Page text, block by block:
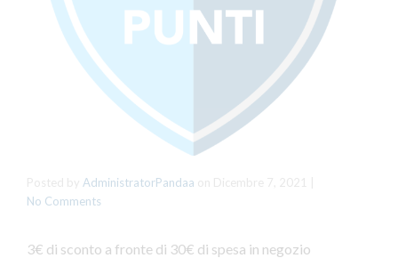
AdministratorPandaa
No Comments
3€ di sconto a fronte di 30€ di spesa in negozio